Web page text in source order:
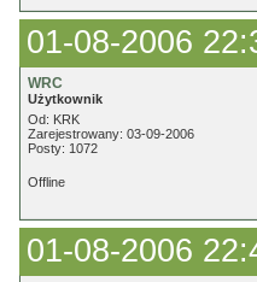
01-08-2006
WRC
Użytkownik
Od: KRK
Zarejestrowany: 03-09-2006
Posty: 1072
Offline
01-08-2006